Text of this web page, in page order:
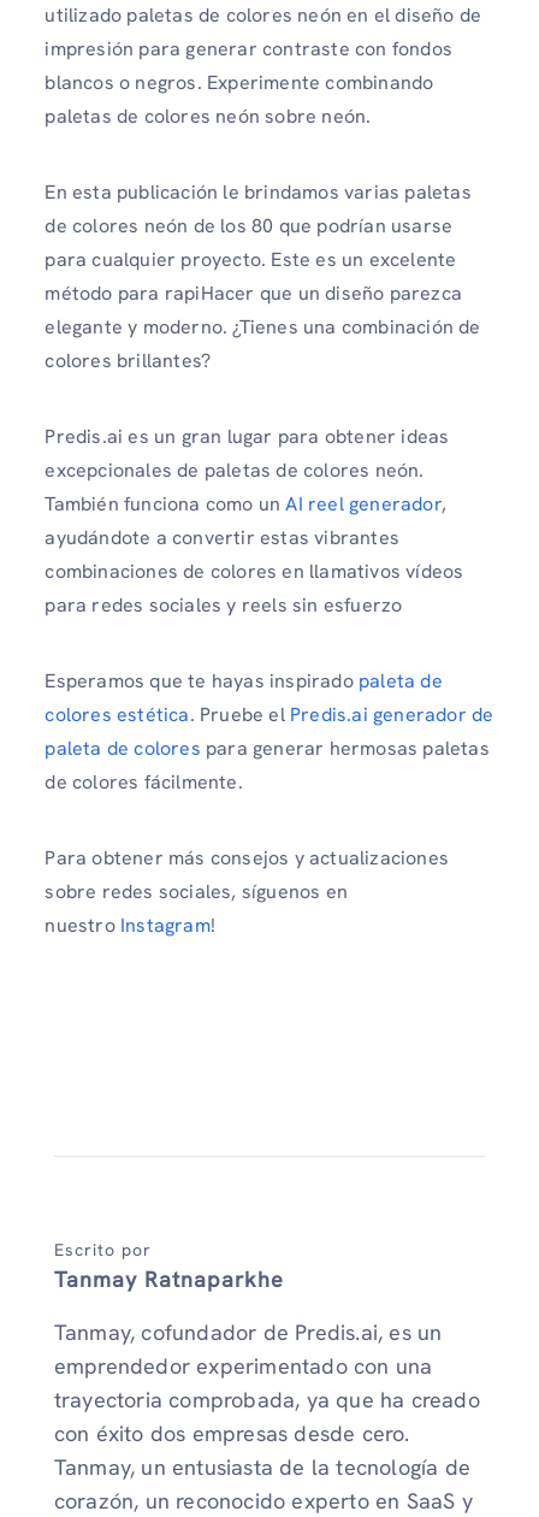
utilizado paletas de colores neón en el diseño de
impresión para generar contraste con fondos
blancos o negros. Experimente combinando
paletas de colores neón sobre neón.
En esta publicación le brindamos varias paletas
de colores neón de los 80 que podrían usarse
para cualquier proyecto. Este es un excelente
método para rapiHacer que un diseño parezca
elegante y moderno. ¿Tienes una combinación de
colores brillantes?
Predis.ai es un gran lugar para obtener ideas
excepcionales de paletas de colores neón.
También funciona como un AI reel generador,
ayudándote a convertir estas vibrantes
combinaciones de colores en llamativos vídeos
para redes sociales y reels sin esfuerzo
Esperamos que te hayas inspirado paleta de
colores estética. Pruebe el Predis.ai generador de
paleta de colores para generar hermosas paletas
de colores fácilmente.
Para obtener más consejos y actualizaciones
sobre redes sociales, síguenos en
nuestro Instagram!
Escrito por
Tanmay Ratnaparkhe
Tanmay, cofundador de Predis.ai, es un
emprendedor experimentado con una
trayectoria comprobada, ya que ha creado
con éxito dos empresas desde cero.
Tanmay, un entusiasta de la tecnología de
corazón, un reconocido experto en SaaS y